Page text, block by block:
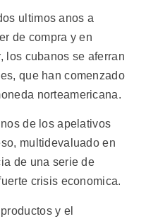
ultimos anos a
de compra y en
los cubanos se aferran
que han comenzado
norteamericana.
de los apelativos
multidevaluado en
de una serie de
crisis economica.
y el